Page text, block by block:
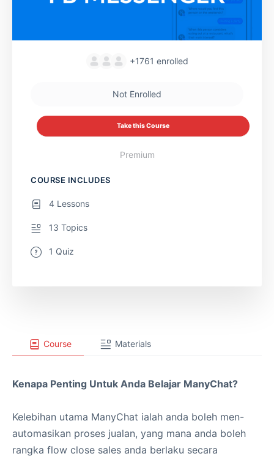
Course Materials
Kenapa Penting Untuk Anda Belajar ManyChat?
Kelebihan utama ManyChat ialah anda boleh men-
automasikan proses jualan, yang mana anda boleh
rangka flow close sales anda berlaku secara
+1761 enrolled
Not Enrolled
Take this Course
Premium
COURSE INCLUDES
4 Lessons
13 Topics
1 Quiz